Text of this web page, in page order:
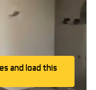
and load this